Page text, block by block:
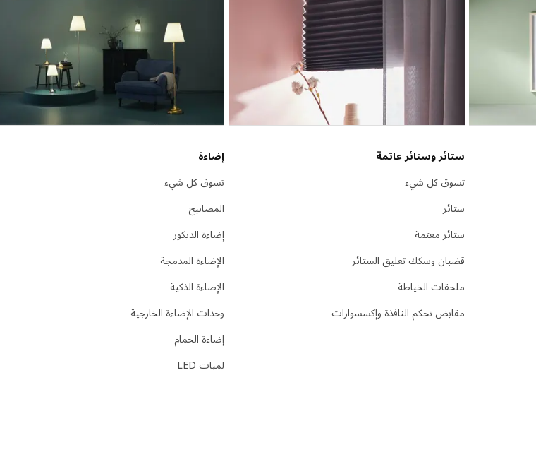
ستائر وستائر عاتمة
تسوق كل شيء
ستائر
ستائر معتمة
قضبان وسكك تعليق الستائر
ملحقات الخياطة
مقابض تحكم النافذة وإكسسوارات
إضاءة
تسوق كل شيء
المصابيح
إضاءة الديكور
الإضاءة المدمجة
الإضاءة الذكية
وحدات الإضاءة الخارجية
إضاءة الحمام
لمبات LED